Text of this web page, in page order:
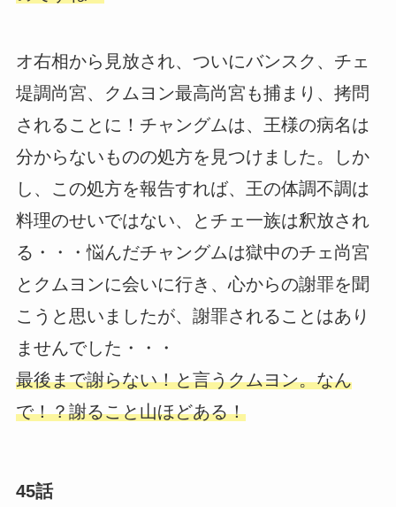
オ右相から見放され、ついにバンスク、チェ
堤調尚宮、クムヨン最高尚宮も捕まり、拷問
されることに！チャングムは、王様の病名は
分からないものの処方を見つけました。しか
し、この処方を報告すれば、王の体調不調は
料理のせいではない、とチェ一族は釈放され
る・・・悩んだチャングムは獄中のチェ尚宮
とクムヨンに会いに行き、心からの謝罪を聞
こうと思いましたが、謝罪されることはあり
ませんでした・・・
最後まで謝らない！と言うクムヨン。なん
で！？謝ること山ほどある！
45話